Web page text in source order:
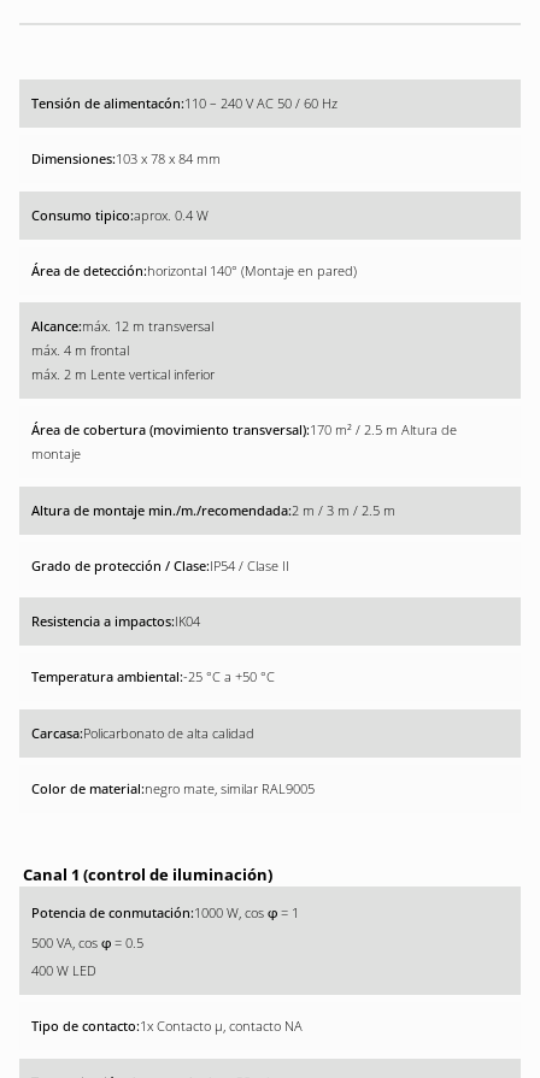
110 – 240 V AC 50 / 60 Hz
103 x 78 x 84 mm
aprox. 0.4 W
horizontal 140° (Montaje en pared)
máx. 12 m transversal
máx. 4 m frontal
máx. 2 m Lente vertical inferior
170 m² / 2.5 m Altura de
montaje
2 m / 3 m / 2.5 m
IP54 / Clase II
IK04
-25 °C a +50 °C
Policarbonato de alta calidad
negro mate, similar RAL9005
Canal 1 (control de iluminación)
1000 W, cos φ = 1
500 VA, cos φ = 0.5
400 W LED
1x Contacto µ, contacto NA